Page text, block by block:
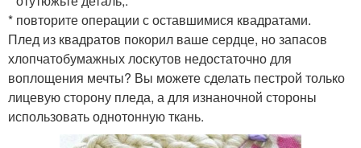
* повторите операции с оставшимися квадратами.
Плед из квадратов покорил ваше сердце, но запасов
хлопчатобумажных лоскутов недостаточно для
воплощения мечты? Вы можете сделать пестрой только
лицевую сторону пледа, а для изнаночной стороны
использовать однотонную ткань.